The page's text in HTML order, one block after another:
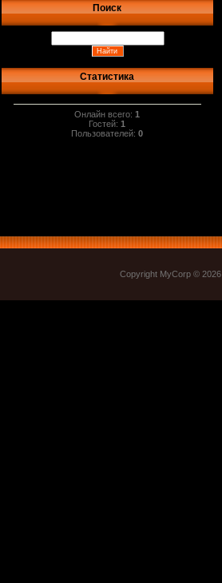
Поиск
Статистика
Онлайн всего:1
Гостей:1
Пользователей:0
Copyright MyCorp © 2026